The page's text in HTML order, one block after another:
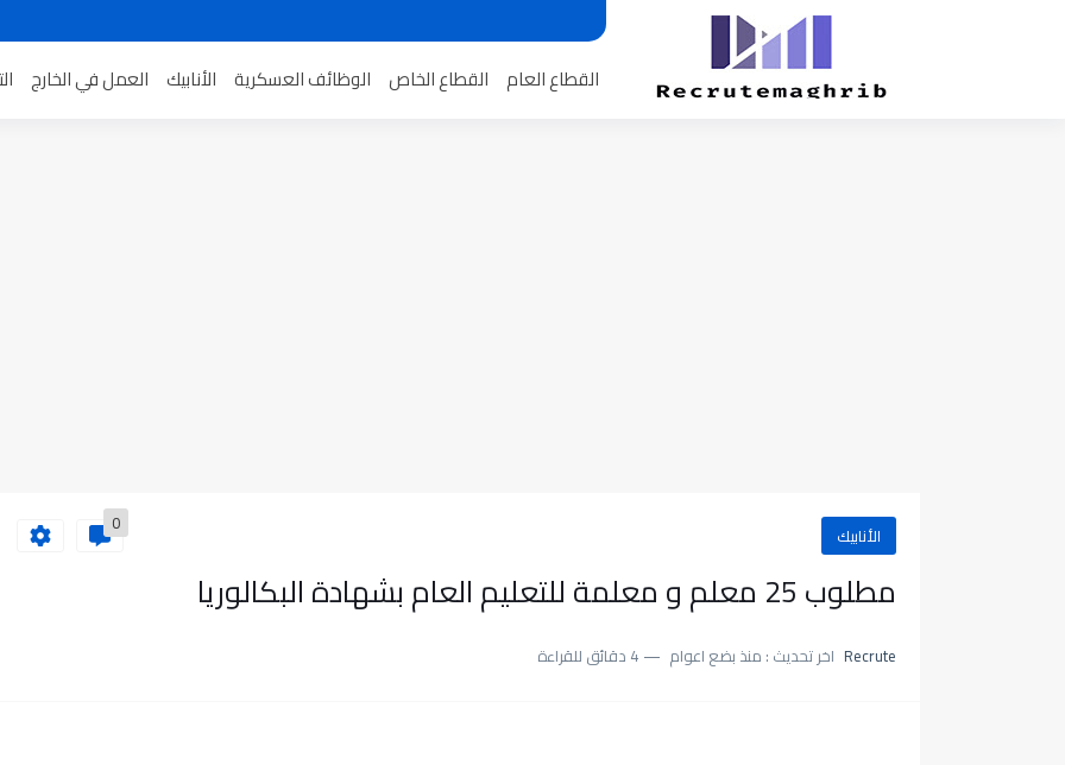
القطاع العام القطاع الخاص الوظائف العسكرية الأنابيك العمل في الخارج
الأنابيك 0
مطلوب 25 معلم و معلمة للتعليم العام بشهادة البكالوريا
Recrute اخر تحديث : منذ بضع اعوام 4 دقائق للقراءة